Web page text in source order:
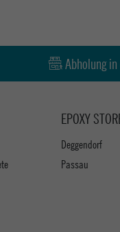
Abholung
EPOXY
Deggendorf
Passau